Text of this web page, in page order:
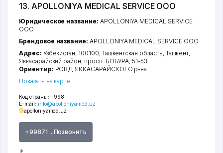
13. APOLLONIYA MEDICAL SERVICE ООО
Код страны: +998
E-mail: info@apolloniyamed.uz
apolloniyamed.uz
+99871 ...Позвонить
Юридическое название: APOLLONIYA MEDICAL SERVICE
ООО
Брендовое название: APOLLONIYA MEDICAL SERVICE ООО
Адрес: Узбекистан, 100100, Ташкентская область Ташкент
Яккасарайский район просп. БОБУРА , 51-53
Ориентир: РОВД ЯККАСАРАЙСКОГО р-на
Показать на карте